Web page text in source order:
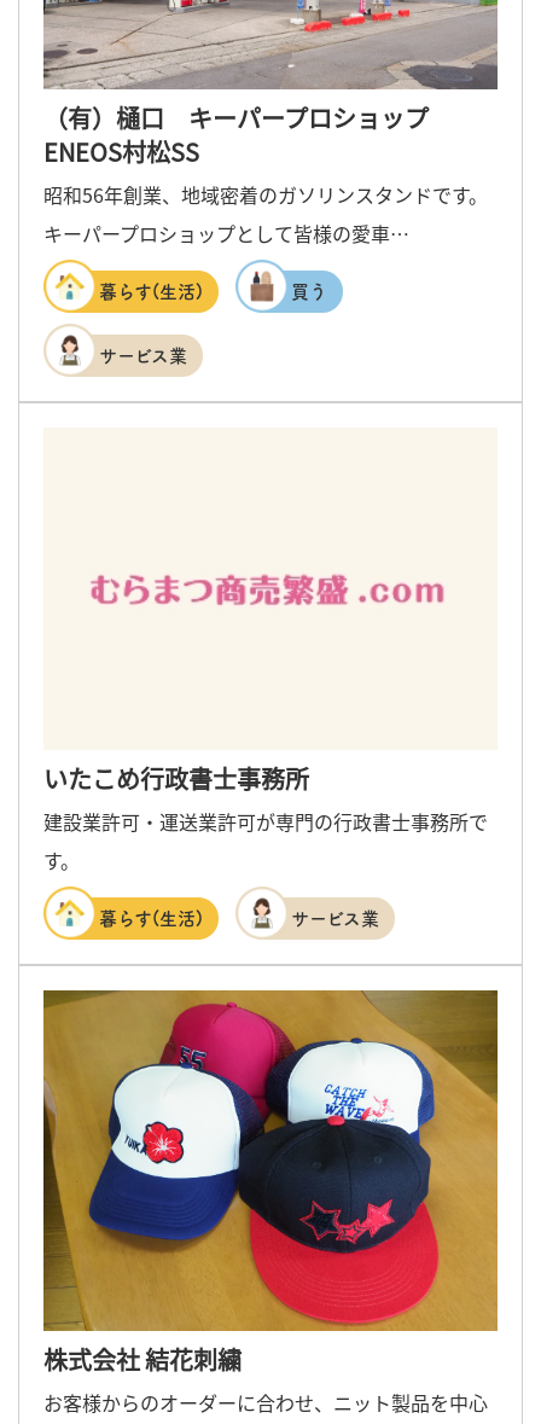
（有）樋口 キーパープロショップ
ENEOS村松SS
昭和56年創業、地域密着のガソリンスタンドです。
キーパープロショップとして皆様の愛車…
暮らす(生活) 買う
サービス業
いたこめ行政書士事務所
建設業許可・運送業許可が専門の行政書士事務所で
す。
暮らす(生活) サービス業
株式会社 結花刺繍
お客様からのオーダーに合わせ、ニット製品を中心